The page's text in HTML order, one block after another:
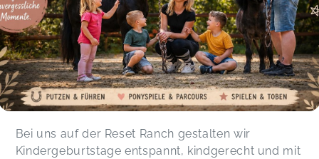
Bei uns auf der Reset Ranch gestalten wir
Kindergeburtstage entspannt, kindgerecht und mit